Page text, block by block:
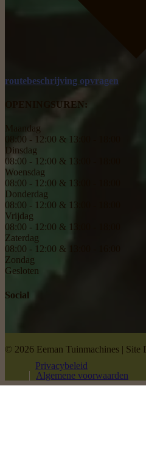
routebeschrijving opvragen
OPENINGSUREN:
Maandag
08:00 - 12:00 & 13:00 - 18:00
Dinsdag
08:00 - 12:00 & 13:00 - 18:00
Woensdag
08:00 - 12:00 & 13:00 - 18:00
Donderdag
08:00 - 12:00 & 13:00 - 18:00
Vrijdag
08:00 - 12:00 & 13:00 - 18:00
Zaterdag
08:00 - 12:00 & 13:00 - 16:00
Zondag
Gesloten
Social
© 2026 Eeman Tuinmachines | Site
Privacybeleid
Algemene voorwaarden